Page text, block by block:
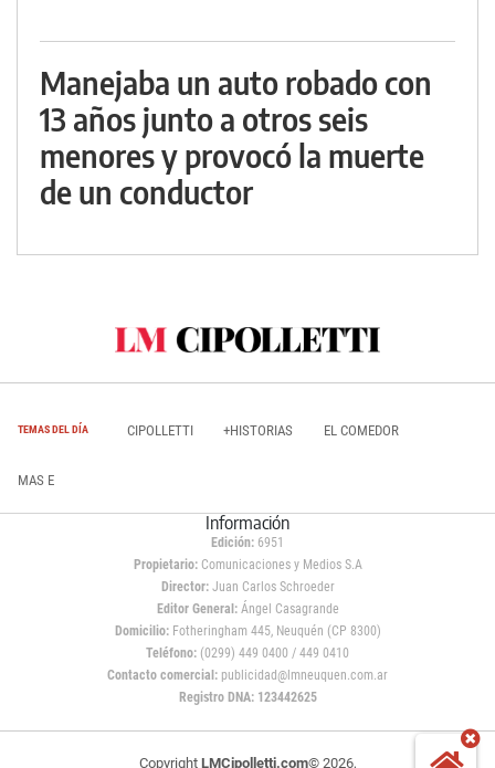
Manejaba un auto robado con
13 años junto a otros seis
menores y provocó la muerte
de un conductor
TEMAS DEL DÍA CIPOLLETTI +HISTORIAS EL COMEDOR
MAS E
Información
Edición: 6951
Propietario:Comunicaciones y Medios S.A
Director: Juan Carlos Schroeder
Editor General:Ángel Casagrande
Domicilio:Fotheringham 445, Neuquén (CP 8300)
Teléfono: (0299) 449 0400 / 449 0410
Contacto comercial: publicidad@lmneuquen.com.ar
Registro DNA: 123442625
Copyright LMCipolletti.com© 2026,